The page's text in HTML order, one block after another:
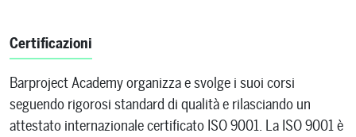
Certificazioni
Barproject Academy organizza e svolge i suoi corsi
seguendo rigorosi standard di qualità e rilasciando un
attestato internazionale certificato ISO 9001. La ISO 9001 è